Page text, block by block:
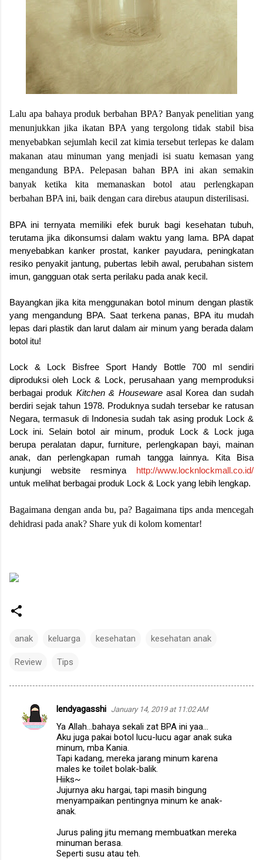
Lalu apa bahaya produk berbahan BPA? Banyak penelitian yang
menunjukkan jika ikatan BPA yang tergolong tidak stabil bisa
menyebabkan sejumlah kecil zat kimia tersebut terlepas ke dalam
makanan atau minuman yang menjadi isi suatu kemasan yang
mengandung BPA. Pelepasan bahan BPA ini akan semakin
banyak ketika kita memanaskan botol atau perlengkapan
berbahan BPA ini, baik dengan cara direbus ataupun disterilisasi.
BPA ini ternyata memiliki efek buruk bagi kesehatan tubuh,
terutama jika dikonsumsi dalam waktu yang lama. BPA dapat
menyebabkan kanker prostat, kanker payudara, peningkatan
resiko penyakit jantung, pubertas lebih awal, perubahan sistem
imun, gangguan otak serta perilaku pada anak kecil.
Bayangkan jika kita menggunakan botol minum dengan plastik
yang mengandung BPA. Saat terkena panas, BPA itu mudah
lepas dari plastik dan larut dalam air minum yang berada dalam
botol itu!
Lock & Lock Bisfree Sport Handy Bottle 700 ml sendiri
diproduksi oleh Lock & Lock, perusahaan yang memproduksi
berbagai produk Kitchen & Housewareasal Korea dan sudah
berdiri sejak tahun 1978. Produknya sudah tersebar ke ratusan
Negara, termasuk di Indonesia sudah tak asing produk Lock &
Lock ini. Selain botol air minum, produk Lock & Lock juga
berupa peralatan dapur, furniture, perlengkapan bayi, mainan
anak, dan perlengkapan rumah tangga lainnya. Kita Bisa
kunjungi website resminya http://www.locknlockmall.co.id/
untuk melihat berbagai produk Lock & Lock yang lebih lengkap.
Bagaimana dengan anda bu, pa? Bagaimana tips anda mencegah
dehidrasi pada anak? Share yuk di kolom komentar!
anak keluarga kesehatan kesehatan anak
Review Tips
C
lendyagasshi January 14, 2019 at 11:02 AM
Ya Allah...bahaya sekali zat BPA ini yaa...
Aku juga pakai botol lucu-lucu agar anak suka
minum, mba Kania.
Tapi kadang, mereka jarang minum karena
males ke toilet bolak-balik.
Hiiks~
Jujurnya aku hargai, tapi masih bingung
menyampaikan pentingnya minum ke anak-
anak.
Jurus paling jitu memang membuatkan mereka
minuman berasa.
Seperti susu atau teh.